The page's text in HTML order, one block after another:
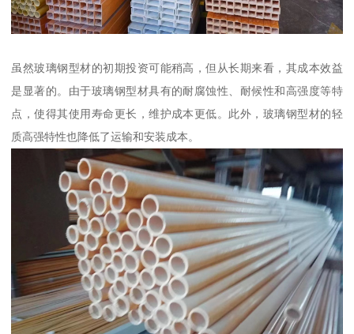
虽然玻璃钢型材的初期投资可能稍高，但从长期来看，其成本效益
是显著的。由于玻璃钢型材具有的耐腐蚀性、耐候性和高强度等特
点，使得其使用寿命更长，维护成本更低。此外，玻璃钢型材的轻
质高强特性也降低了运输和安装成本。